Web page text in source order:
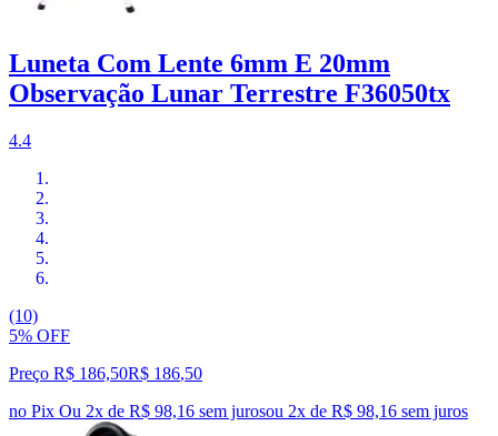
Luneta Com Lente 6mm E 20mm
Observação Lunar Terrestre F36050tx
4.4
(10)
5% OFF
Preço R$ 186,50R$ 186,50
no Pix Ou 2x de R$ 98,16 sem jurosou 2x de R$ 98,16 sem juros